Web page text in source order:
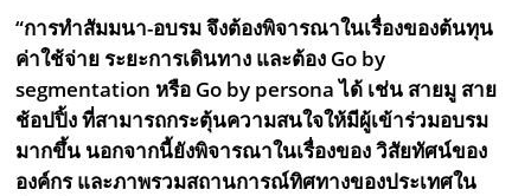
“การทำสัมมนา-อบรม จึงต้องพิจารณาในเรื่องของต้นทุน
ค่าใช้จ่าย ระยะการเดินทาง และต้อง Go by
segmentation หรือ Go by persona ได้ เช่น สายมู สาย
ช้อปปิ้ง ที่สามารถกระตุ้นความสนใจให้มีผู้เข้าร่วมอบรม
มากขึ้น นอกจากนี้ยังพิจารณาในเรื่องของ วิสัยทัศน์ของ
องค์กร และภาพรวมสถานการณ์ทิศทางของประเทศใน